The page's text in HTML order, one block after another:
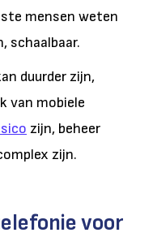
mensen weten
schaalbaar.
duurder zijn,
van mobiele
zijn, beheer
zijn.
voor